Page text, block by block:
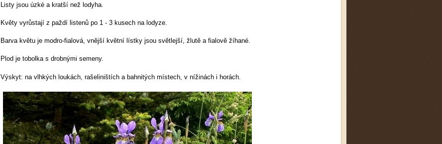
Listy jsou úzké a kratší než lodyha.
Květy vyrůstají z paždí listenů po 1 - 3 kusech na lodyze.
Barva květu je modro-fialová, vnější květní lístky jsou světlejší, žlutě a fialově žíhané.
Plod je tobolka s drobnými semeny.
Výskyt: na vlhkých loukách, rašeliništích a bahnitých místech, v nížinách i horách.